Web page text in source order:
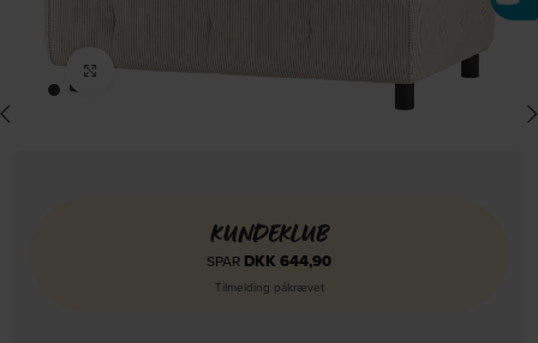
Click to enlarge
KUNDEKLUB
SPAR DKK 644,90
Tilmelding påkrævet